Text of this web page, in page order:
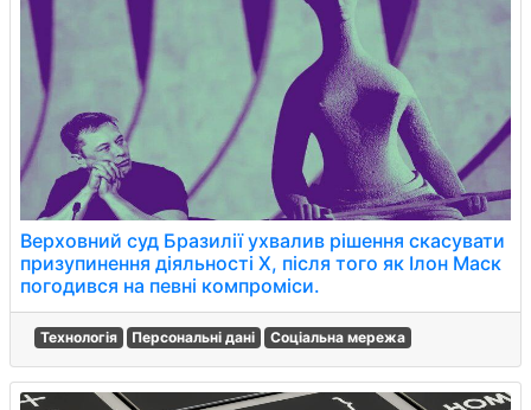
Верховний суд Бразилії ухвалив рішення скасувати
призупинення діяльності X, після того як Ілон Маск
погодився на певні компроміси.
Технологія Персональні дані Соціальна мережа